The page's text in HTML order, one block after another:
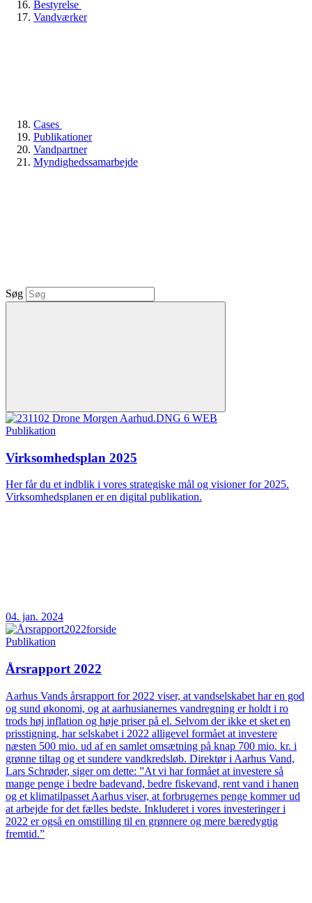
Bestyrelse
Vandværker
Cases
Publikationer
Vandpartner
Myndighedssamarbejde
Søg
Publikation
Virksomhedsplan 2025
Her får du et indblik i vores strategiske mål og visioner for 2025.
Virksomhedsplanen er en digital publikation.
04. jan. 2024
Publikation
Årsrapport 2022
Aarhus Vands årsrapport for 2022 viser, at vandselskabet har en god
og sund økonomi, og at aarhusianernes vandregning er holdt i ro
trods høj inflation og høje priser på el. Selvom der ikke et sket en
prisstigning, har selskabet i 2022 alligevel formået at investere
næsten 500 mio. ud af en samlet omsætning på knap 700 mio. kr. i
grønne tiltag og et sundere vandkredsløb. Direktør i Aarhus Vand,
Lars Schrøder, siger om dette: ”At vi har formået at investere så
mange penge i bedre badevand, bedre fiskevand, rent vand i hanen
og et klimatilpasset Aarhus viser, at forbrugernes penge kommer ud
at arbejde for det fælles bedste. Inkluderet i vores investeringer i
2022 er også en omstilling til en grønnere og mere bæredygtig
fremtid.”